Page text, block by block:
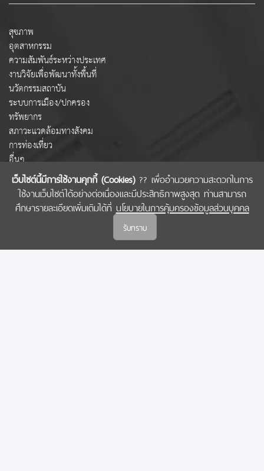
เว็บไซต์นี้มีการใช้งานคุกกี้ (Cookies)?? เพื่ออำนวยความสะดวกในการ
ใช้งานเว็บไซต์ได้อย่างต่อเนื่องและมีประสิทธิภาพสูงสุด ท่านสามารถ
ศึกษารายละเอียดเพิ่มเติมได้ที่ นโยบายในการคุ้มครองข้อมูลส่วนบุคคล
รับทราบ
สุขภาพ
อุตสาหกรรม
ความสัมพันธ์ระหว่างประเทศ
งานวิจัยเพื่อพัฒนาทั้งพื้นที่
นวัตกรรมสถาบัน
ระบบการเมือง/ปกครอง
ทรัพยากร
สภาวะแวดล้อมทางสังคม
การท่องเที่ยว
อื่นๆ
COPYRIGHT © 2022 สำนักงานคณะกรรมการส่งเสริมวิทยาศาสตร์ วิจัยและนวัตกรรม
(สกสว.)
นโยบายในการคุ้มครองข้อมูลส่วนบุคคล